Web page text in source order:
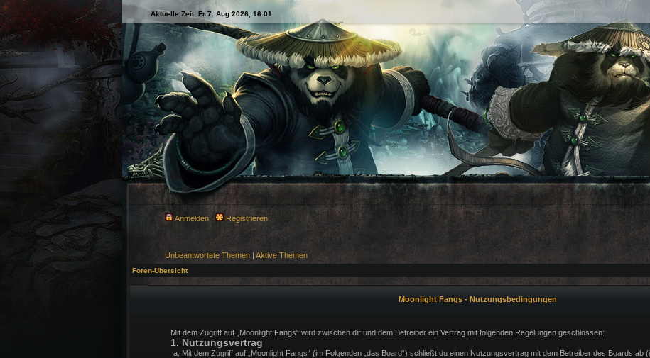
Aktuelle Zeit: Fr 7. Aug 2026, 16:01
Anmelden Registrieren
Unbeantwortete Themen | Aktive Themen
Foren-Übersicht
Moonlight Fangs - Nutzungsbedingungen
Mit dem Zugriff auf „Moonlight Fangs“ wird zwischen dir und dem Betreiber ein Vertrag mit folgenden Regelungen geschlossen:
1. Nutzungsvertrag
Mit dem Zugriff auf „Moonlight Fangs“ (im Folgenden „das Board“) schließt du einen Nutzungsvertrag mit dem Betreiber des Boards ab